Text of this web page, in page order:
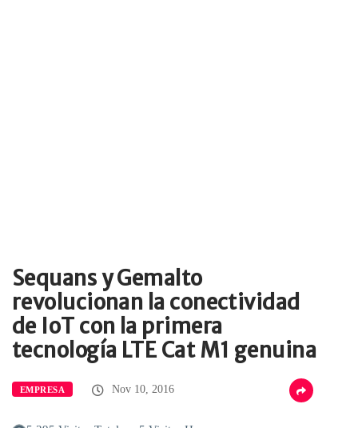
Sequans y Gemalto
revolucionan la conectividad
de IoT con la primera
tecnología LTE Cat M1 genuina
EMPRESA Nov 10, 2016